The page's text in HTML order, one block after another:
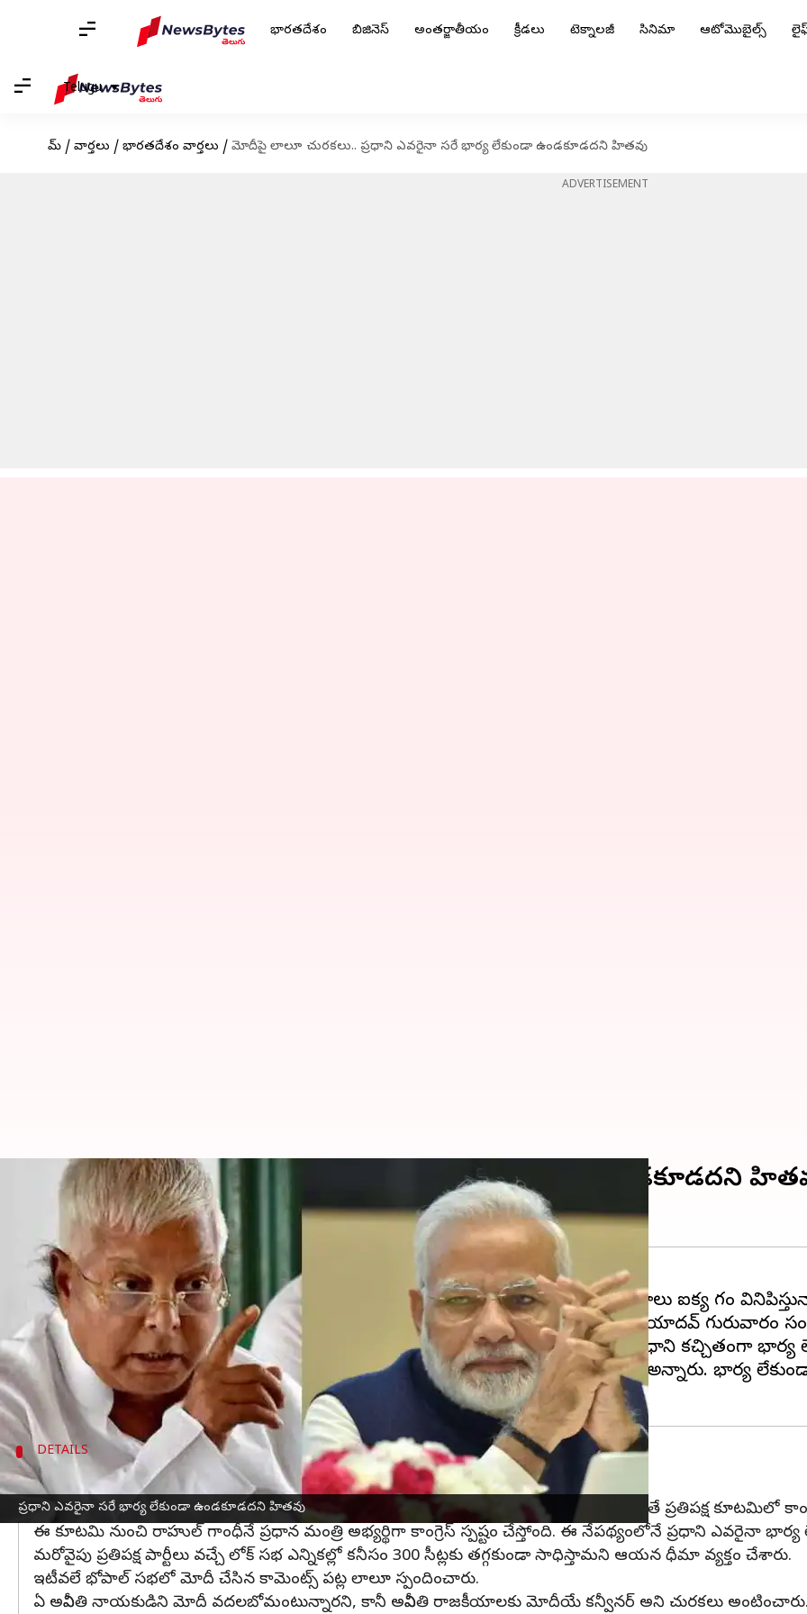
భారతదేశం బిజినెస్ అంతర్జాతీయం క్రీడలు టెక్నాలజీ సినిమా ఆటోమొబైల్స్
Telugu
హోమ్ / వార్తలు / భారతదేశం వార్తలు / మోదీపై లాలూ చురకలు.. ప్రధాని ఎవరైనా సరే భార్య లేకుండా ఉండకూడదని హితవు
ADVERTISEMENT
ప్రధాని ఎవరైనా సరే భార్య లేకుండా ఉండకూడదని హితవు
మోదీపై లాలూ చురకలు.. ప్రధాని ఎవరైనా సరే భార్య లేకుండా ఉండకూడదని
TEJAVYAS BESTHA Jul 06, 2023
ఈ వార్తాకథనం ఏంటి
రానున్న సార్వత్రిక ఎన్నికల్లోభారతీయ జనతా పార్టీ
ఓటమే లక్ష్యంగా జాతీయ స్థాయిలో ప్రతిపక్షాలు ఐక్య రాగం
అయితే బీజేపీ వ్యతిరేక కూటమిలో ఉన్న రాష్ట్రీయ జనతా దళ్ (ఆర్జేడీ) అధినేత లాలూ ప్రసాద్ యాదవ్ గురువారం
ఈ మేరకు ప్రధానినరేంద్ర మోదీని ఉద్దేశించి పరోక్ష వ్యాఖ్యలు చేశారు. కాబోయే భారతదేశం ప్రధాని కచ్చితంగా
ప్ర‌ధానిగా ఎవ‌రైనా సరే వారికి క‌చ్చితంగా భార్య‌ ఉండాలని పాత్రికేయుల సమావేశంలో లాలూ అన్నారు. భార్య
DETAILS
వచ్చే ఎన్నికల్లో ప్రతిపక్షాలకు 300 సీట్లకు పైగా వస్తాయి : లాలూ
అంతకుముందు, వివాహం చేసుకోవాలంటూ రాహుల్ గాంధీకి, లాలూ ప్రసాద్ సూచనలు చేశారు. అయితే ప్రతిపక్ష కూటమిలో
ఈ కూటమి నుంచి రాహుల్ గాంధీనే ప్రధాన మంత్రి అభ్యర్థిగా కాంగ్రెస్ స్పష్టం చేస్తోంది. ఈ నేపథ్యంలోనే ప్రధాని ఎవరైనా
మరోవైపు ప్రతిపక్ష పార్టీలు వచ్చే లోక్ సభ ఎన్నికల్లో కనీసం 300 సీట్లకు తగ్గకుండా సాధిస్తామని ఆయన ధీమా వ్యక్తం చేశారు.
ఇటీవలే భోపాల్ సభలో మోదీ చేసిన కామెంట్స్ పట్ల లాలూ స్పందించారు.
ఏ అవినీతి నాయకుడిని మోదీ వదలబోమంటున్నారని, కానీ అవినీతి రాజకీయాలకు మోదీయే కన్వీనర్ అని చురకలు